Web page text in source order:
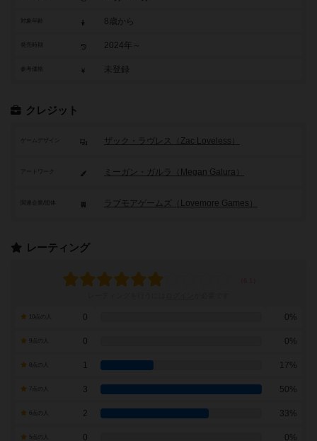
8歳から
2024年～
参考価格 未登録
クレジット
ゲームデザイン ザック・ラヴレス（Zac Loveless）
アートワーク ミーガン・ガルラ（Megan Galura）
ラブモアゲームズ（Lovemore Games）
レーティング
0 0%
0 0%
1 17%
7点の人 3 50%
2 33%
0 0%